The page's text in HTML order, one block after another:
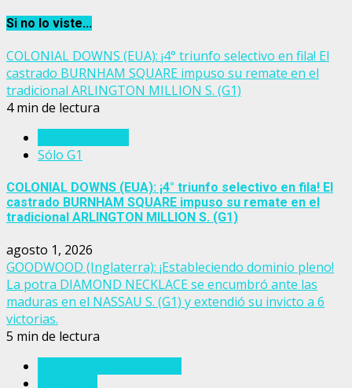
Si no lo viste...
COLONIAL DOWNS (EUA): ¡4° triunfo selectivo en fila! El
castrado BURNHAM SQUARE impuso su remate en el
tradicional ARLINGTON MILLION S. (G1)
4 min de lectura
Sólo G1
COLONIAL DOWNS (EUA): ¡4° triunfo selectivo en fila! El
castrado BURNHAM SQUARE impuso su remate en el
tradicional ARLINGTON MILLION S. (G1)
agosto 1, 2026
GOODWOOD (Inglaterra): ¡Estableciendo dominio pleno!
La potra DIAMOND NECKLACE se encumbró ante las
maduras en el NASSAU S. (G1) y extendió su invicto a 6
victorias.
5 min de lectura